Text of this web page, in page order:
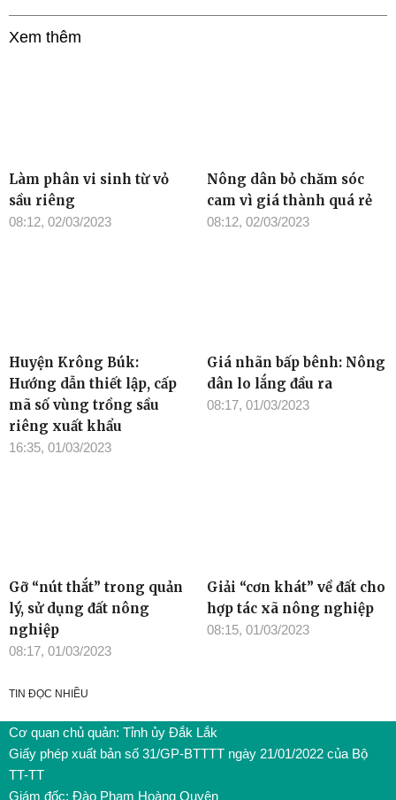
Xem thêm
Làm phân vi sinh từ vỏ
sầu riêng
08:12, 02/03/2023
Nông dân bỏ chăm sóc
cam vì giá thành quá rẻ
08:12, 02/03/2023
Huyện Krông Búk:
Hướng dẫn thiết lập, cấp
mã số vùng trồng sầu
riêng xuất khẩu
16:35, 01/03/2023
Giá nhãn bấp bênh: Nông
dân lo lắng đầu ra
08:17, 01/03/2023
Gỡ “nút thắt” trong quản
lý, sử dụng đất nông
nghiệp
08:17, 01/03/2023
Giải “cơn khát” về đất cho
hợp tác xã nông nghiệp
08:15, 01/03/2023
TIN ĐỌC NHIỀU
Cơ quan chủ quản: Tỉnh ủy Đắk Lắk
Giấy phép xuất bản số 31/GP-BTTTT ngày 21/01/2022 của Bộ
TT-TT
Giám đốc: Đào Phạm Hoàng Quyên